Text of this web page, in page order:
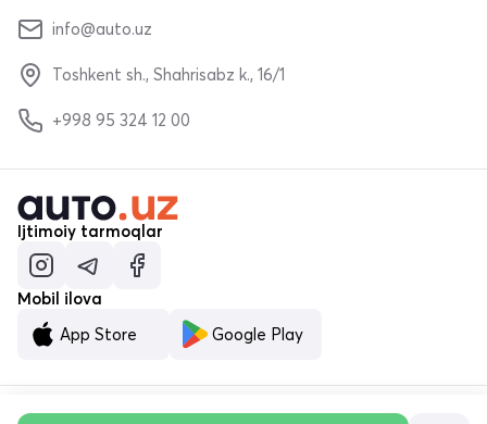
info@auto.uz
Toshkent sh., Shahrisabz k., 16/1
+998 95 324 12 00
Ijtimoiy tarmoqlar
Mobil ilova
App Store
Google Play